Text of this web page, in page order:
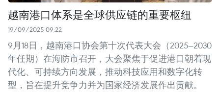
越南港口体系是全球供应链的重要枢纽
19/09/2025 09:22
9月18日，越南港口协会第十次代表大会（2025—2030
年任期）在海防市召开，大会聚焦于促进港口朝着现
代化、可持续方向发展，推动科技应用和数字化转
型，旨在提升竞争力并为国家经济发展作出贡献。